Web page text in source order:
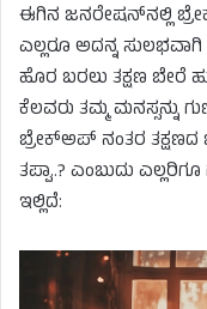
ಈಗಿನ ಜನರೇಷನ್​​ನಲ್ಲಿ
ಎಲ್ಲರೂ ಅದನ್ನ
ಹೊರ ಬರಲು ತಕ್ಷಣ ಬೇರೆ
ಕೆಲವರು ತಮ್ಮ ಮನಸ್ಸನ್ನು
ಬ್ರೇಕ್‌ಅಪ್ ನಂತರ ತಕ್ಷಣದ
ತಪ್ಪಾ..? ಎಂಬುದು
ಇಲ್ಲಿದೆ: